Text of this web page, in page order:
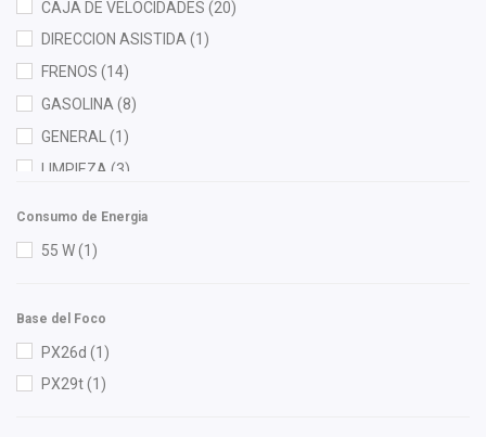
Denso(1)
DEPO(20)
Diforza(39)
Dynamik(1)
Euroespaña(2)
FAG(1)
Fritec(6)
Gonher(12)
Hella(7)
Herta(7)
CAJA DE VELOCIDADES (20)
DIRECCION ASISTIDA(1)
FRENOS (14)
GASOLINA (8)
GENERAL (1)
LIMPIEZA (3)
Consumo de Energia
55 W(1)
Base del Foco
PX26d (1)
PX29t(1)